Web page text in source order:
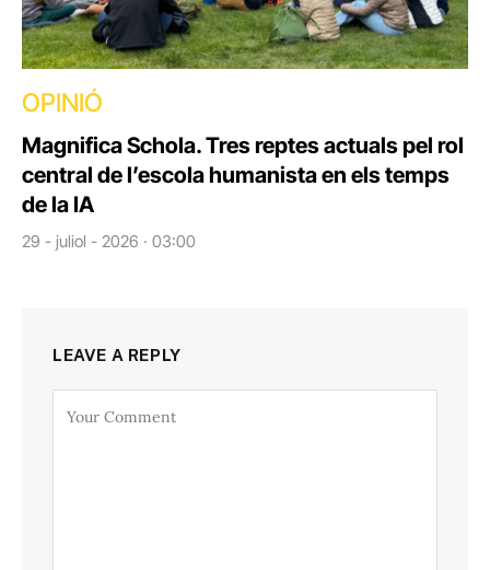
OPINIÓ
Magnifica Schola. Tres reptes actuals pel rol
central de l’escola humanista en els temps
de la IA
29 - juliol - 2026 · 03:00
LEAVE A REPLY